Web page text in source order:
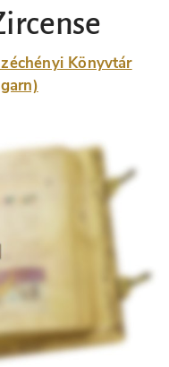
Könyvtár